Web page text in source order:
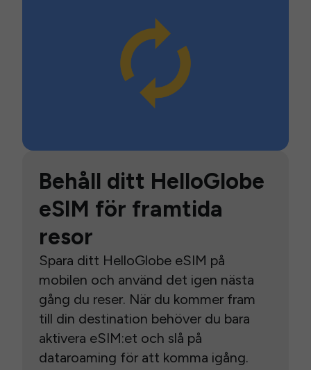
Behåll ditt HelloGlobe
eSIM för framtida
resor
Spara ditt HelloGlobe eSIM på
mobilen och använd det igen nästa
gång du reser. När du kommer fram
till din destination behöver du bara
aktivera eSIM:et och slå på
dataroaming för att komma igång.